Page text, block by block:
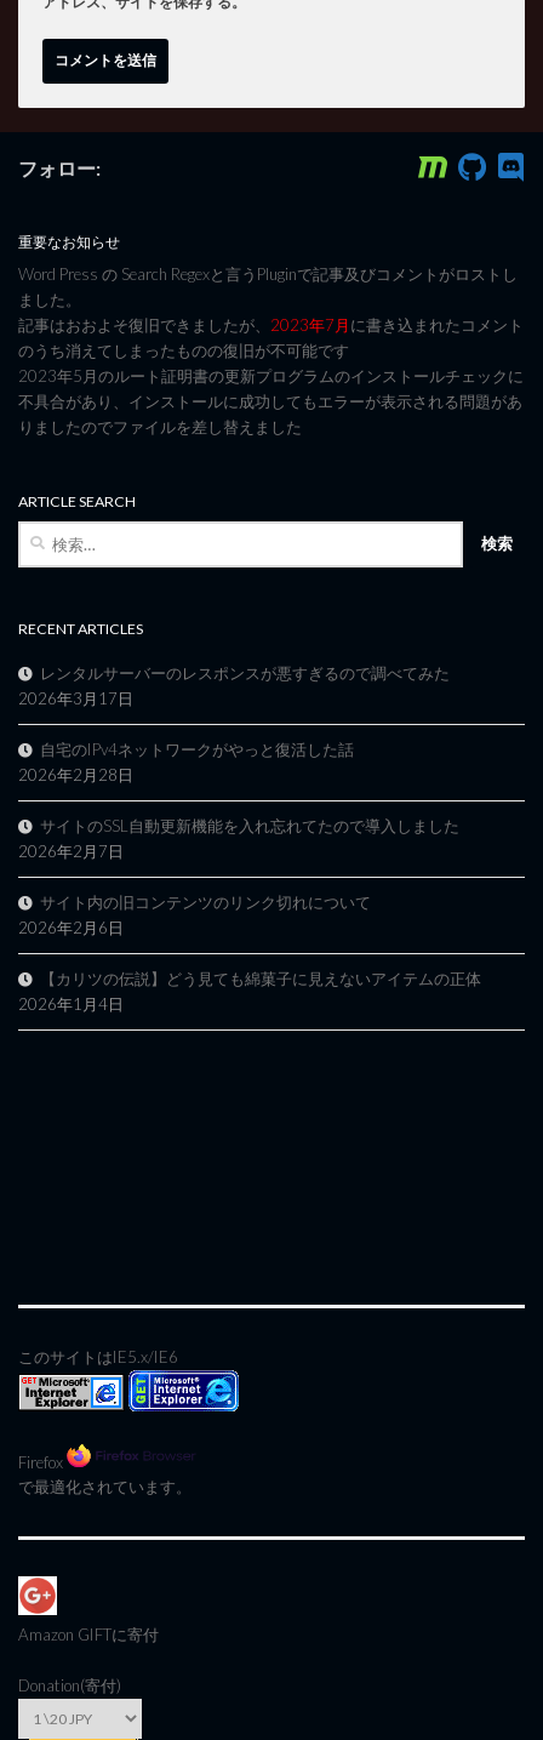
フォロー:
重要なお知らせ
Word Press の Search Regexと言うPluginで記事及びコメントがロストし
ました。
記事はおおよそ復旧できましたが、 2023年7月に書き込まれたコメント
のうち消えてしまったものの復旧が不可能です
2023年5月のルート証明書の更新プログラムのインストールチェックに
不具合があり、インストールに成功してもエラーが表示される問題があ
りましたのでファイルを差し替えました
ARTICLE SEARCH
RECENT ARTICLES
レンタルサーバーのレスポンスが悪すぎるので調べてみた
2026年3月17日
自宅のIPv4ネットワークがやっと復活した話
2026年2月28日
サイトのSSL自動更新機能を入れ忘れてたので導入しました
2026年2月7日
サイト内の旧コンテンツのリンク切れについて
2026年2月6日
【カリツの伝説】どう見ても綿菓子に見えないアイテムの正体
2026年1月4日
このサイトはIE5.x/IE6
Firefox
で最適化されています。
Amazon GIFTに寄付
Donation(寄付)